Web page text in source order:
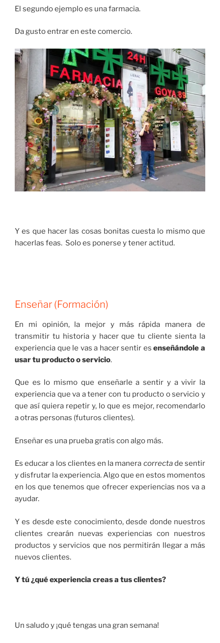
El segundo ejemplo es una farmacia.
Da gusto entrar en este comercio.
Y es que hacer las cosas bonitas cuesta lo mismo que
hacerlas feas. Solo es ponerse y tener actitud.
Enseñar (Formación)
En mi opinión, la mejor y más rápida manera de
transmitir tu historia y hacer que tu cliente sienta la
experiencia que le vas a hacer sentir esenseñándole a
usar tu producto o servicio.
Que es lo mismo que enseñarle a sentir y a vivir la
experiencia que va a tener con tu producto o servicio y
que así quiera repetir y, lo que es mejor, recomendarlo
a otras personas (futuros clientes).
Enseñar es una prueba gratis con algo más.
Es educar a los clientes en la manera correctade sentir
y disfrutar la experiencia. Algo que en estos momentos
en los que tenemos que ofrecer experiencias nos va a
ayudar.
Y es desde este conocimiento, desde donde nuestros
clientes crearán nuevas experiencias con nuestros
productos y servicios que nos permitirán llegar a más
nuevos clientes.
Y tú ¿qué experiencia creas a tus clientes?
Un saludo y ¡qué tengas una gran semana!